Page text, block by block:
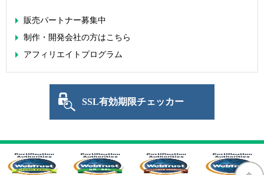
販売パートナー募集中
制作・開発会社の方はこちら
アフィリエイトプログラム
SSL有効期限チェッカー